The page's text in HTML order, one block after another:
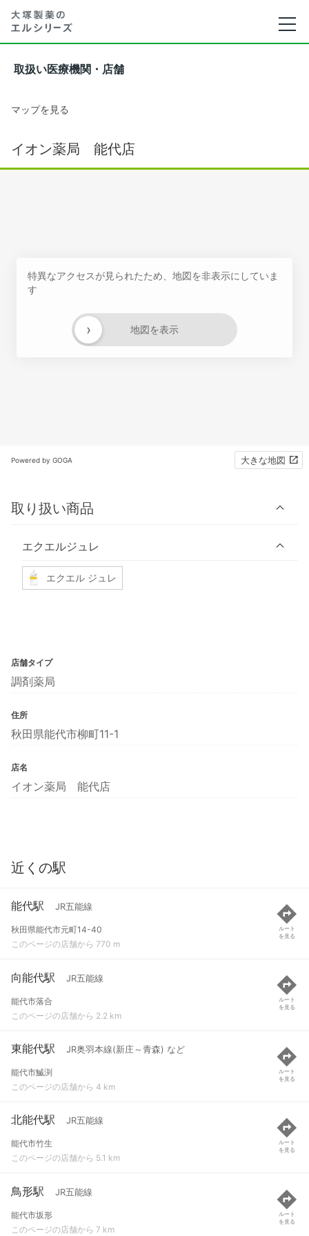
取扱い医療機関・店舗
マップを見る
イオン薬局 能代店
特異なアクセスが見られたため、地図を非表示にしていま
す
地図を表示
›
Powered by GOGA 大きな地図
取り扱い商品
エクエルジュレ
エクエル ジュレ
店舗タイプ
調剤薬局
住所
秋田県能代市柳町11-1
店名
イオン薬局 能代店
近くの駅
能代駅 JR五能線
秋田県能代市元町14-40
このページの店舗から 770 m
ルート
を見る
向能代駅 JR五能線
能代市落合
このページの店舗から 2.2 km
ルート
を見る
東能代駅 JR奥羽本線(新庄～青森) など
能代市鰄渕
このページの店舗から 4 km
ルート
を見る
北能代駅 JR五能線
能代市竹生
このページの店舗から 5.1 km
ルート
を見る
鳥形駅 JR五能線
能代市坂形
このページの店舗から 7 km
ルート
を見る